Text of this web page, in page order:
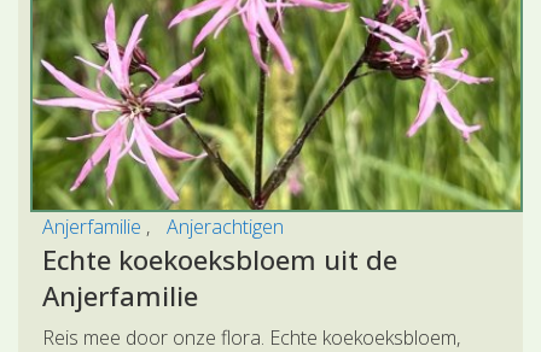
Anjerfamilie Anjerachtigen
Echte koekoeksbloem uit de
Anjerfamilie
Reis mee door onze flora. Echte koekoeksbloem,